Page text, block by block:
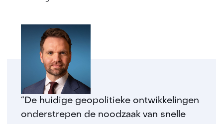
“De huidige geopolitieke ontwikkelingen
onderstrepen de noodzaak van snelle